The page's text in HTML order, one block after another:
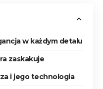
w każdym detalu
zaskakuje
i jego technologia